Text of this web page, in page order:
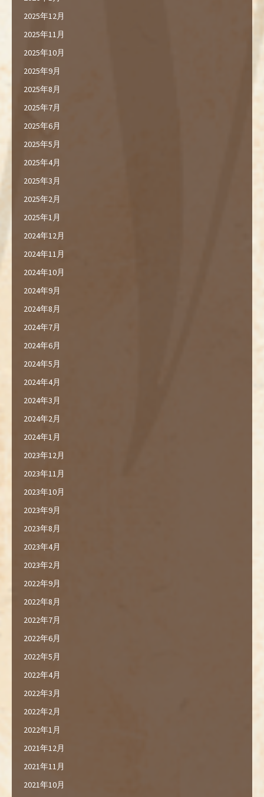
2025年12月
2025年11月
2025年10月
2025年9月
2025年8月
2025年7月
2025年6月
2025年5月
2025年4月
2025年3月
2025年2月
2025年1月
2024年12月
2024年11月
2024年10月
2024年9月
2024年8月
2024年7月
2024年6月
2024年5月
2024年4月
2024年3月
2024年2月
2024年1月
2023年12月
2023年11月
2023年10月
2023年9月
2023年8月
2023年4月
2023年2月
2022年9月
2022年8月
2022年7月
2022年6月
2022年5月
2022年4月
2022年3月
2022年2月
2022年1月
2021年12月
2021年11月
2021年10月